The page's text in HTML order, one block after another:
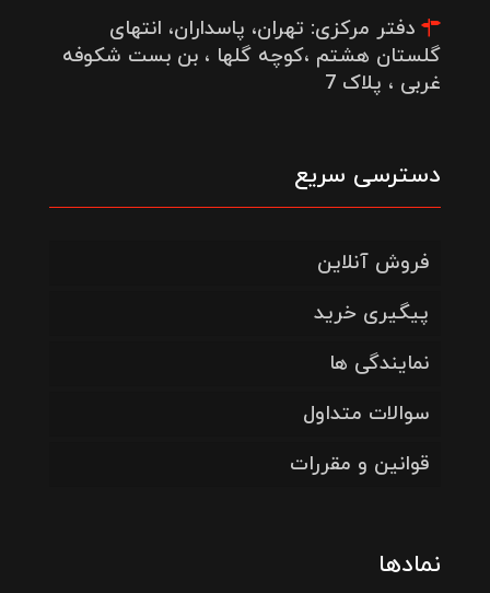
دفتر مرکزی: تهران، پاسداران، انتهای
گلستان هشتم ،کوچه گلها ، بن بست شکوفه
غربی ، پلاک 7
دسترسی سریع
فروش آنلاین
پیگیری خرید
نمایندگی ها
سوالات متداول
قوانین و مقررات
نمادها